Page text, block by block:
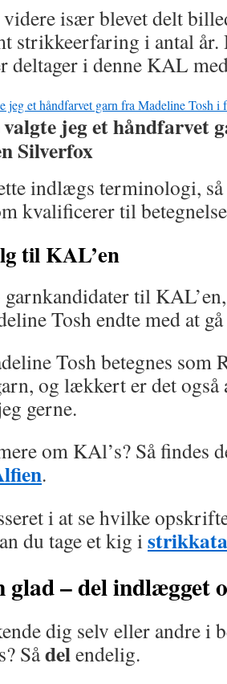
især blevet delt
strikkeerfaring i antal år.
deltager i denne KAL
jeg et håndfarvet
Silverfox
indlægs terminologi,
kvalificerer til
til KAL’en
garnkandidater til
Tosh endte med at
Tosh betegnes som
og lækkert er det også
gerne.
om KAl’s? Så findes
.
i at se hvilke
du tage et kig i
glad – del indlægget
dig selv eller andre i
Sådelendelig.